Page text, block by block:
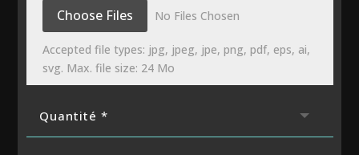
File Input
Choose Files No Files Chosen
Accepted file types: jpg, jpeg, jpe, png, pdf, eps, ai,
svg. Max. file size: 24 Mo